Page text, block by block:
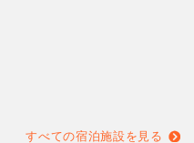
すべての宿泊施設を見る